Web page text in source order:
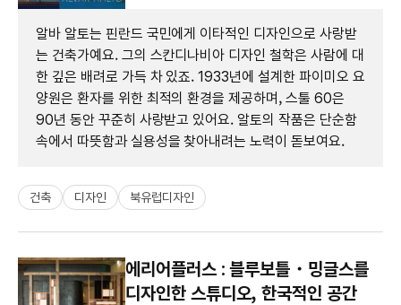
알바 알토는 핀란드 국민에게 이타적인 디자인으로 사랑받
는 건축가예요. 그의 스칸디나비아 디자인 철학은 사람에 대
한 깊은 배려로 가득 차 있죠. 1933년에 설계한 파이미오 요
양원은 환자를 위한 최적의 환경을 제공하며, 스툴 60은
90년 동안 꾸준히 사랑받고 있어요. 알토의 작품은 단순함
속에서 따뜻함과 실용성을 찾아내려는 노력이 돋보여요.
건축 디자인 북유럽디자인
에리어플러스 : 블루보틀・밍글스를
디자인한 스튜디오, 한국적인 공간